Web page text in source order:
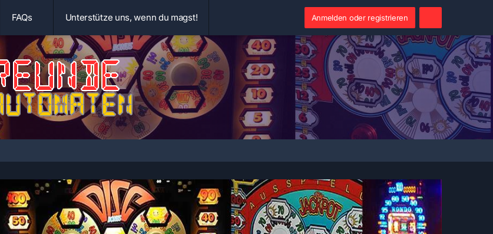
FAQs Unterstütze uns, wenn du magst! Anmelden oder registrieren